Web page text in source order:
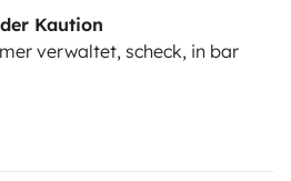
Kaution
verwaltet, scheck, in bar